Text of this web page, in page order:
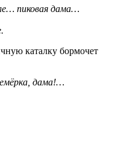
пиковая дама…
каталку бормочет
дама!…